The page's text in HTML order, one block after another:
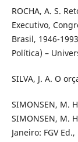
ROCHA, A. S.
Executivo,
Brasil, 1946-
Política) –
SILVA, J. A. O
SIMONSEN, M.
SIMONSEN, M.
Janeiro: FGV Ed.,